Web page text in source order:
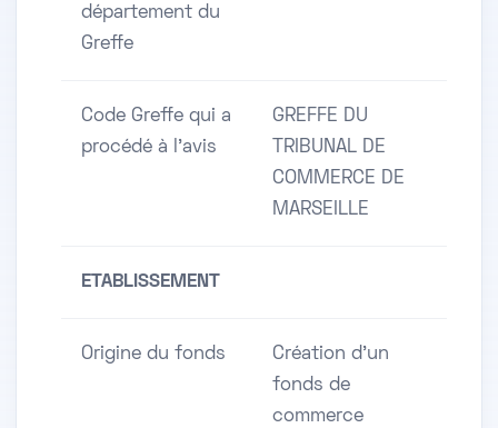
département du
Greffe
Code Greffe qui a
procédé à l'avis
GREFFE DU
TRIBUNAL DE
COMMERCE DE
MARSEILLE
ETABLISSEMENT
Origine du fonds
Création d'un
fonds de
commerce